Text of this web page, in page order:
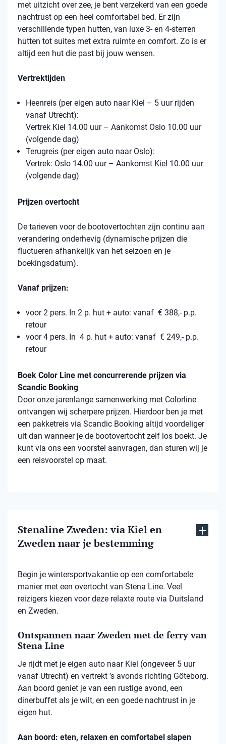
met uitzicht over zee, je bent verzekerd van een goede
nachtrust op een heel comfortabel bed. Er zijn
verschillende typen hutten, van luxe 3- en 4-sterren
hutten tot suites met extra ruimte en comfort. Zo is er
altijd een hut die past bij jouw wensen.
Vertrektijden
Heenreis (per eigen auto naar Kiel – 5 uur rijden
vanaf Utrecht):
Vertrek Kiel 14.00 uur – Aankomst Oslo 10.00 uur
(volgende dag)
Terugreis (per eigen auto naar Oslo):
Vertrek: Oslo 14.00 uur – Aankomst Kiel 10.00 uur
(volgende dag)
Prijzen overtocht
De tarieven voor de bootovertochten zijn continu aan
verandering onderhevig (dynamische prijzen die
fluctueren afhankelijk van het seizoen en je
boekingsdatum).
Vanaf prijzen:
voor 2 pers. In 2 p. hut + auto: vanaf € 388,- p.p.
retour
voor 4 pers. In 4 p. hut + auto: vanaf € 249,- p.p.
retour
Boek Color Line met concurrerende prijzen via
Scandic Booking
Door onze jarenlange samenwerking met Colorline
ontvangen wij scherpere prijzen. Hierdoor ben je met
een pakketreis via Scandic Booking altijd voordeliger
uit dan wanneer je de bootovertocht zelf los boekt. Je
kunt via ons een voorstel aanvragen, dan sturen wij je
een reisvoorstel op maat.
Stenaline Zweden: via Kiel en
Zweden naar je bestemming
Begin je wintersportvakantie op een comfortabele
manier met een overtocht van Stena Line. Veel
reizigers kiezen voor deze relaxte route via Duitsland
en Zweden.
Ontspannen naar Zweden met de ferry van
Stena Line
Je rijdt met je eigen auto naar Kiel (ongeveer 5 uur
vanaf Utrecht) en vertrekt ’s avonds richting Göteborg.
Aan boord geniet je van een rustige avond, een
dinerbuffet als je wilt, en een goede nachtrust in je
eigen hut.
Aan boord: eten, relaxen en comfortabel slapen